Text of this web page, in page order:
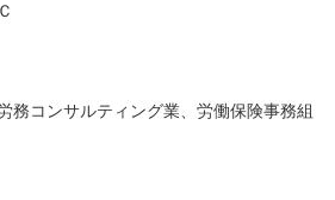
務コンサルティング業、労働保険事務組